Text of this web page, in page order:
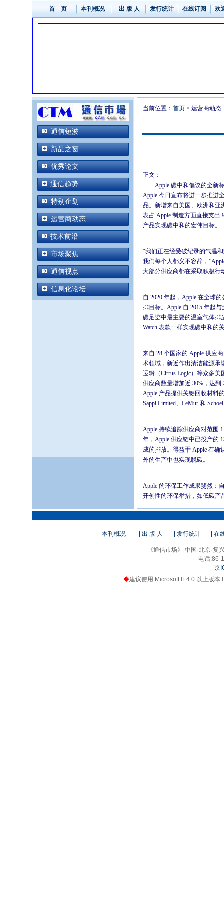
首 页 本刊概况 出 版 人 发行统计 在线订阅 欢
通信短波
新品之窗
优秀论文
通信趋势
特别企划
运营商动态
技术前沿
市场聚焦
通信视点
信息化论坛
当前位置： 首页 > 运营商动态
正文：
Apple 碳中和倡议的全新
Apple 今日宣布将进一步推进
品。新增来自美国、欧洲和亚
表占 Apple 制造方面直接支出
产品实现碳中和的宏伟目标。
“我们正在经受破纪录的气温
我们每个人都义不容辞，
大部分供应商都在采取积极行
自 2020 年起，Apple 在全球
排目标。Apple 自 2015 年起
碳足迹中最主要的温室气体排
Watch 表款一样实现碳中和的
来自 28 个国家的 Apple 供应
术领域，新近作出清洁能源承
逻辑（Cirrus Logic）等众多美
供应商数量增加近 30%，达
Apple 产品提供关键回收材料
Sappi Limited、LeMur 和
Apple 持续追踪供应商对范围
年，Apple 供应链中已投产的
成的排放。得益于 Apple 在
外的生产中也实现脱碳。
Apple 的环保工作成果斐然：
开创性的环保举措，如低碳产
本刊概况 | 出 版 人 | 发行统计 | 在
《通信市场》 中国·北京·
电话:86-
京
◆建议使用 Microsoft IE4.0 以上版本